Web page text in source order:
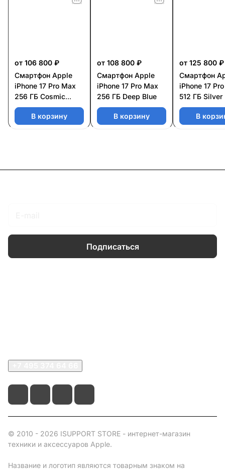
от 106 800 ₽
Смартфон Apple
iPhone 17 Pro Max
256 ГБ Cosmic
Orange
В корзину
от 108 800 ₽
Смартфон Apple
iPhone 17 Pro Max
256 ГБ Deep Blue
В корзину
от 125 800 ₽
Смартфон
iPhone 17
512 ГБ Silver
В
Подписаться
© 2010 - 2026 ISUPPORT STORE - интернет-магазин
техники и аксессуаров Apple.
Название и логотип являются товарным знаком на